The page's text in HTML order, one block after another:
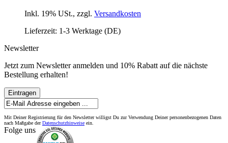
Inkl. 19% USt., zzgl. Versandkosten
Lieferzeit: 1-3 Werktage (DE)
Newsletter
Jetzt zum Newsletter anmelden und 10% Rabatt auf die nächste
Bestellung erhalten!
Eintragen
Mit Deiner Registrierung für den Newsletter willigst Du zur Verwendung Deiner personenbezogenen Daten
nach Maßgabe derDatenschutzhinweise ein.
Folge uns